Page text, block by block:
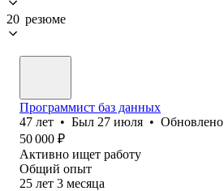
20 резюме
Программист баз данных
47 лет • Был 27 июля • Обновлено
50 000 ₽
Активно ищет работу
Общий опыт
25 лет 3 месяца